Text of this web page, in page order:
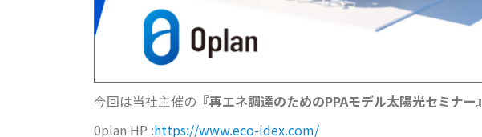
今回は当社主催の 『再エネ調達のためのPPAモデル太陽光セミナー』
0plan HP :https://www.eco-idex.com/